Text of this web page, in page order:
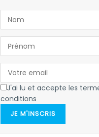
J'ai lu et accepte les
conditions
JE M'INSCRIS